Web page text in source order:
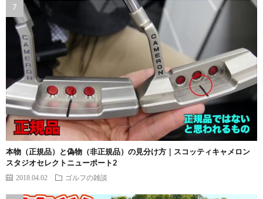
本物（正規品）と偽物（非正規品）の見分け方｜スコッティキャメロン
スタジオセレクトニューポート2
2018.04.02 ゴルフの雑談